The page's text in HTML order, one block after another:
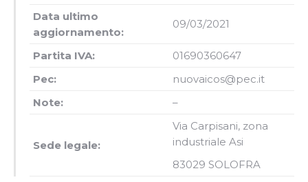
Data ultimo
aggiornamento:
09/03/2021
Partita IVA:
01690360647
Pec:
nuovaicos@pec.it
Note:
–
Sede legale:
Via Carpisani, zona
industriale Asi
83029 SOLOFRA